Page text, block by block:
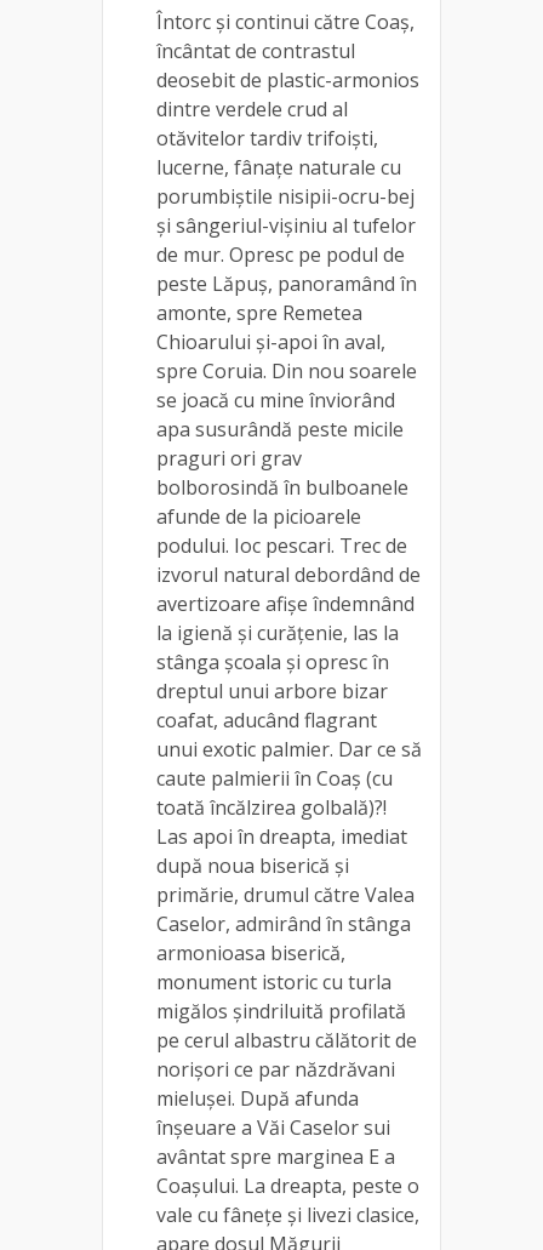
Întorc și continui către Coaș,
încântat de contrastul
deosebit de plastic-armonios
dintre verdele crud al
otăvitelor tardiv trifoiști,
lucerne, fânațe naturale cu
porumbiștile nisipii-ocru-bej
și sângeriul-vișiniu al tufelor
de mur. Opresc pe podul de
peste Lăpuș, panoramând în
amonte, spre Remetea
Chioarului și-apoi în aval,
spre Coruia. Din nou soarele
se joacă cu mine înviorând
apa susurândă peste micile
praguri ori grav
bolborosindă în bulboanele
afunde de la picioarele
podului. Ioc pescari. Trec de
izvorul natural debordând de
avertizoare afișe îndemnând
la igienă și curățenie, las la
stânga școala și opresc în
dreptul unui arbore bizar
coafat, aducând flagrant
unui exotic palmier. Dar ce să
caute palmierii în Coaș (cu
toată încălzirea golbală)?!
Las apoi în dreapta, imediat
după noua biserică și
primărie, drumul către Valea
Caselor, admirând în stânga
armonioasa biserică,
monument istoric cu turla
migălos șindriluită profilată
pe cerul albastru călătorit de
norișori ce par năzdrăvani
mielușei. După afunda
înșeuare a Văi Caselor sui
avântat spre marginea E a
Coașului. La dreapta, peste o
vale cu fânețe și livezi clasice,
apare dosul Măgurii